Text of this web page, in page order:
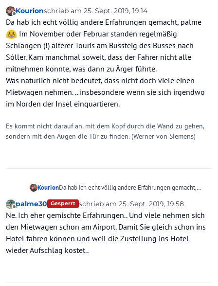
Offline
Kourionschrieb am 25. Sept. 2019, 19:14
zuletzt editiert von Kourion
Da hab ich echt völlig andere Erfahrungen gemacht, palme
Im November oder Februar standen regelmäßig
Schlangen (!) älterer Touris am Bussteig des Busses nach
Sóller. Kam manchmal soweit, dass der Fahrer nicht alle
mitnehmen konnte, was dann zu Ärger führte.
Was natürlich nicht bedeutet, dass nicht doch viele einen
Mietwagen nehmen. .. insbesondere wenn sie sich irgendwo
im Norden der Insel einquartieren.
Es kommt nicht darauf an, mit dem Kopf durch die Wand zu gehen,
sondern mit den Augen die Tür zu finden. (Werner von Siemens)
KourionDa hab ich echt völlig andere Erfahrungen gemacht,
regelmäßig Schlangen (!) älterer Touris am Bussteig des
Busses nach Sóller. Kam manchmal soweit, dass der
Fahrer nicht alle mitnehmen konnte, was dann zu Ärger
Was natürlich nicht bedeutet, dass nicht doch viele
einen Mietwagen nehmen. .. insbesondere wenn sie
Offline
palme30 Gesperrt schrieb am 25. Sept. 2019, 19:58
zuletzt editiert von
Ne. Ich eher gemischte Erfahrungen.. Und viele nehmen sich
den Mietwagen schon am Airport. Damit Sie gleich schon ins
Hotel fahren können und weil die Zustellung ins Hotel
wieder Aufschlag kostet..